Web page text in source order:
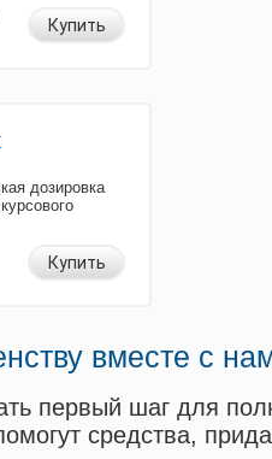
Купить
дозировка
Купить
вместе с
первый шаг для
средства,